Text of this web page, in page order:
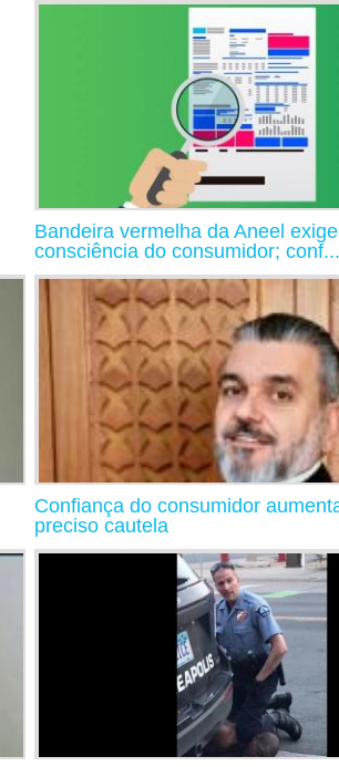
Bandeira vermelha da Aneel
consciência do consumidor; conf...
Confiança do consumidor
preciso cautela